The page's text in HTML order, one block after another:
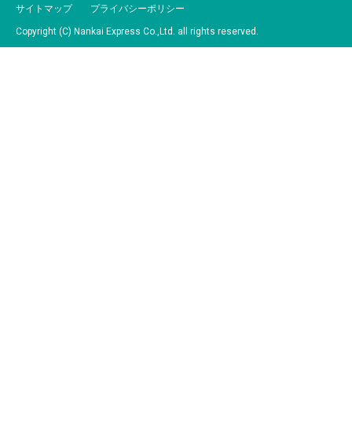
サイトマップ プライバシーポリシー
Copyright (C) Nankai Express Co.,Ltd. all rights reserved.